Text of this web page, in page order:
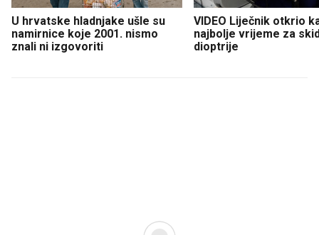
U hrvatske hladnjake ušle su
namirnice koje 2001. nismo
znali ni izgovoriti
VIDEO Liječnik otkrio
najbolje vrijeme za
dioptrije